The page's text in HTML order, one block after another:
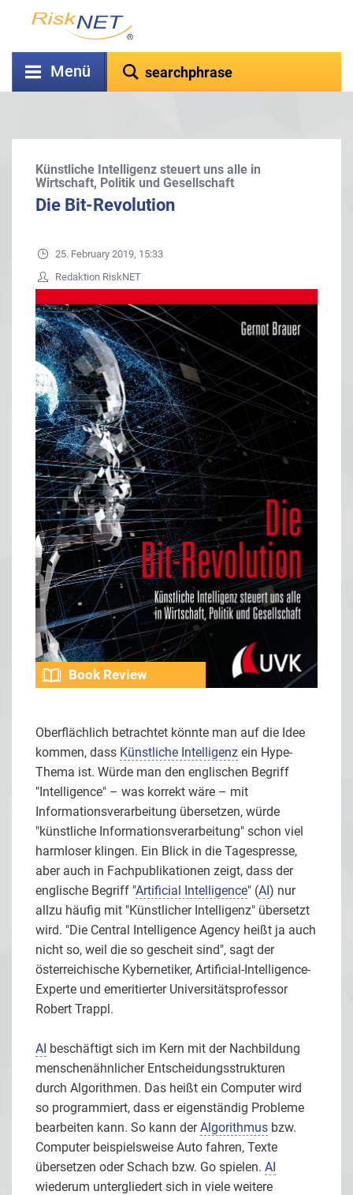
Menü
Künstliche Intelligenz steuert uns alle in
Wirtschaft, Politik und Gesellschaft
Die Bit-Revolution
25. February 2019, 15:33
Redaktion RiskNET
Book Review
Oberflächlich betrachtet könnte man auf die Idee
kommen, dass Künstliche Intelligenz ein Hype-
Thema ist. Würde man den englischen Begriff
"Intelligence" – was korrekt wäre – mit
Informationsverarbeitung übersetzen, würde
"künstliche Informationsverarbeitung" schon viel
harmloser klingen. Ein Blick in die Tagespresse,
aber auch in Fachpublikationen zeigt, dass der
englische Begriff "Artificial Intelligence" (AI) nur
allzu häufig mit "Künstlicher Intelligenz" übersetzt
wird. "Die Central Intelligence Agency heißt ja auch
nicht so, weil die so gescheit sind", sagt der
österreichische Kybernetiker, Artificial-Intelligence-
Experte und emeritierter Universitätsprofessor
Robert Trappl.
AI beschäftigt sich im Kern mit der Nachbildung
menschenähnlicher Entscheidungsstrukturen
durch Algorithmen. Das heißt ein Computer wird
so programmiert, dass er eigenständig Probleme
bearbeiten kann. So kann derAlgorithmus bzw.
Computer beispielsweise Auto fahren, Texte
übersetzen oder Schach bzw. Go spielen. AI
wiederum untergliedert sich in viele weitere